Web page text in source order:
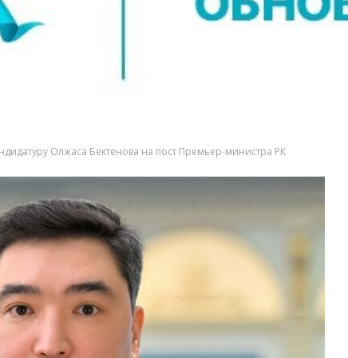
Олжаса Бектенова на пост Премьер-министра РК